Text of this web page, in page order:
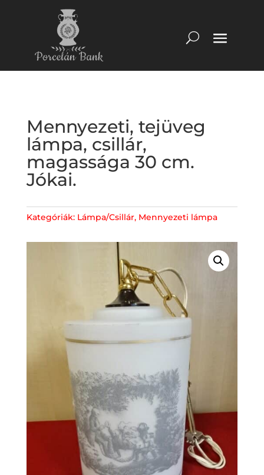
Mennyezeti, tejüveg
lámpa, csillár,
magassága 30 cm.
Jókai.
Kategóriák: Lámpa/Csillár, Mennyezeti lámpa